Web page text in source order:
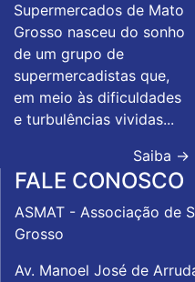
Supermercados de Mato
Grosso nasceu do sonho
de um grupo de
supermercadistas que,
em meio às dificuldades
e turbulências vividas...
Saiba →
FALE CONOSCO
ASMAT - Associação de
Grosso
Av. Manoel José de